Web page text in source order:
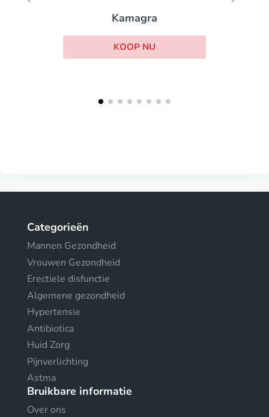
Kamagra
KOOP NU
Categorieën
Mannen Gezondheid
Vrouwen Gezondheid
Erectiele disfunctie
Algemene gezondheid
Hypertensie
Antibiotica
Huid Zorg
Pijnverlichting
Astma
Bruikbare informatie
Over ons